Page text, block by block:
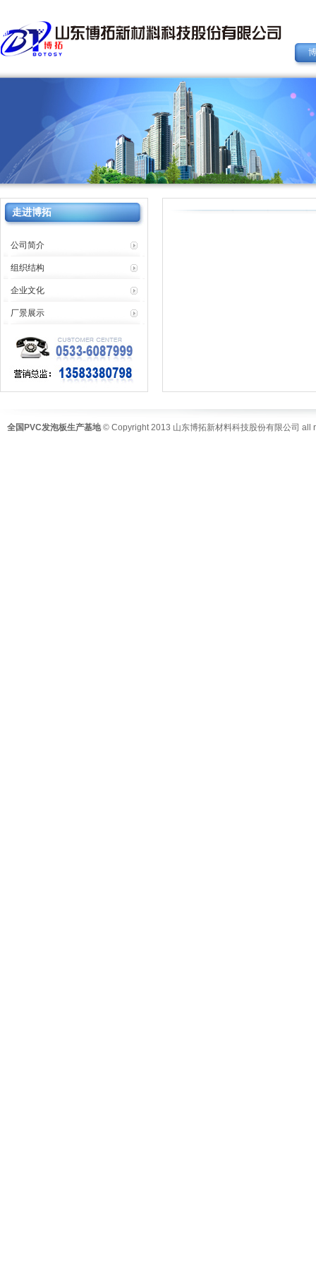
走进博拓
公司简介
组织结构
企业文化
厂景展示
全国PVC发泡板生产基地© Copyright 2013 山东博拓新材料科技股份有限公司 all